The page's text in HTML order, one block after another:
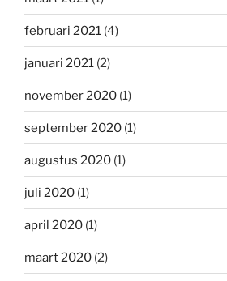
februari 2021 (4)
januari 2021 (2)
november 2020 (1)
september 2020 (1)
augustus 2020 (1)
juli 2020 (1)
april 2020 (1)
maart 2020 (2)